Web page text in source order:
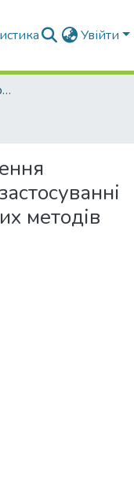
Увійти
Наукові журнали та збірники видань
методів